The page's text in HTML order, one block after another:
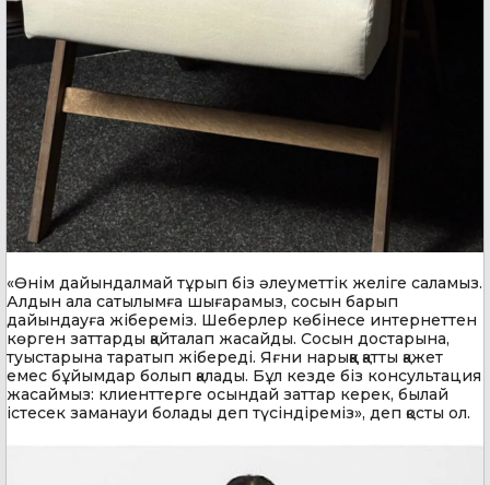
«Өнім дайындалмай тұрып біз әлеуметтік желіге саламыз.
Алдын ала сатылымға шығарамыз, сосын барып
дайындауға жібереміз. Шеберлер көбінесе интернеттен
көрген заттарды қайталап жасайды. Сосын достарына,
туыстарына таратып жібереді. Яғни нарыққа қатты қажет
емес бұйымдар болып қалады. Бұл кезде біз консультация
жасаймыз: клиенттерге осындай заттар керек, былай
істесек заманауи болады деп түсіндіреміз», деп қосты ол.